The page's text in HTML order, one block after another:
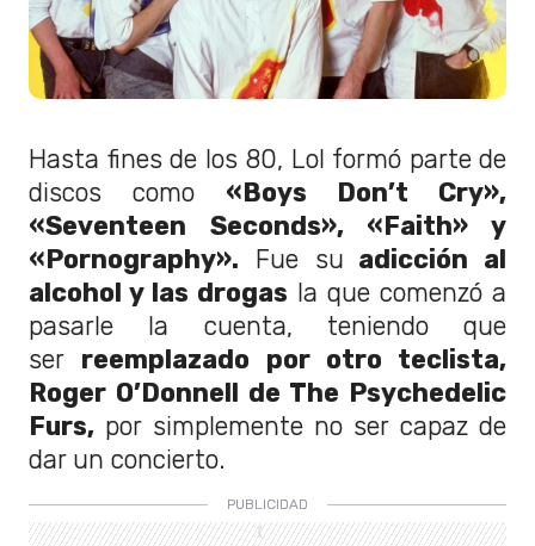
Hasta fines de los 80, Lol formó parte de
discos como «Boys Don’t Cry»,
«Seventeen Seconds», «Faith» y
«Pornography». Fue su adicción al
alcohol y las drogas la que comenzó a
pasarle la cuenta, teniendo que
ser reemplazado por otro teclista,
Roger O’Donnell de The Psychedelic
Furs, por simplemente no ser capaz de
dar un concierto.